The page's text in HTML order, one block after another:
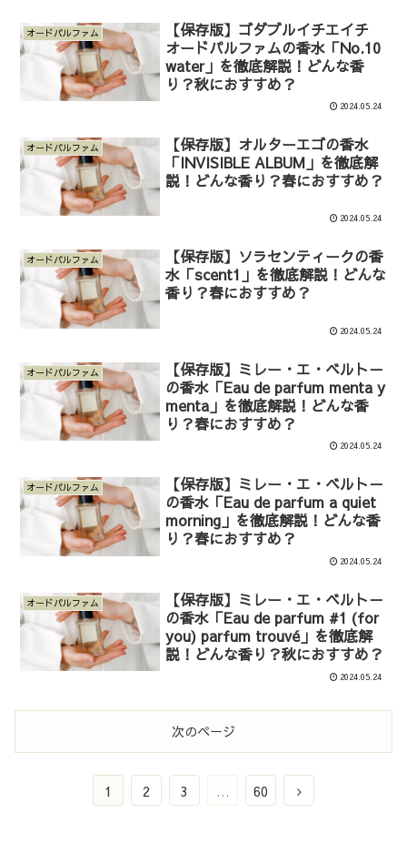
オードパルファム
【保存版】ゴダブルイチエイチ
オードパルファムの香水「No.10
water」を徹底解説！どんな香
り？秋におすすめ？
2024.05.24
オードパルファム
【保存版】オルターエゴの香水
「INVISIBLE ALBUM」を徹底解
説！どんな香り？春におすすめ？
2024.05.24
オードパルファム
【保存版】ソラセンティークの香
水「scent1」を徹底解説！どんな
香り？春におすすめ？
2024.05.24
オードパルファム
【保存版】ミレー・エ・ベルト－
の香水「Eau de parfum menta y
menta」を徹底解説！どんな香
り？春におすすめ？
2024.05.24
オードパルファム
【保存版】ミレー・エ・ベルト－
の香水「Eau de parfum a quiet
morning」を徹底解説！どんな香
り？春におすすめ？
2024.05.24
オードパルファム
【保存版】ミレー・エ・ベルト－
の香水「Eau de parfum #1 (for
you) parfum trouvé」を徹底解
説！どんな香り？秋におすすめ？
2024.05.24
次のページ
1 2 3 … 60
次